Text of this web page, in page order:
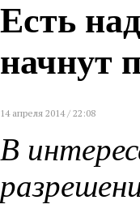
Есть
начнут
14 апреля 2014 / 22:08
В